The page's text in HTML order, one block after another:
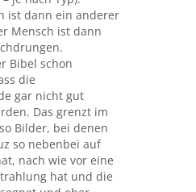
ist dann ein anderer
Mensch ist dann
Bibel schon
die
gar nicht gut
Das grenzt im
Bilder, bei denen
so nebenbei auf
nach wie vor eine
hat und die